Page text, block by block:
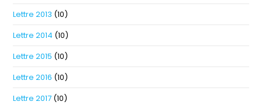
Lettre 2013 (10)
Lettre 2014 (10)
Lettre 2015 (10)
Lettre 2016 (10)
Lettre 2017 (10)